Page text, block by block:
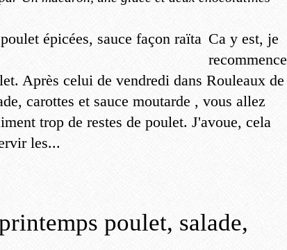
Ca y est, je
recommence
Après celui de vendredi dans Rouleaux de
carottes et sauce moutarde , vous allez
trop de restes de poulet. J'avoue, cela
les...
poulet, salade,